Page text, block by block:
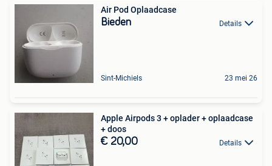
Air Pod Oplaadcase
Bieden Details
Sint-Michiels 23 mei 26
Apple Airpods 3 + oplader + oplaadcase
+ doos
€ 20,00 Details